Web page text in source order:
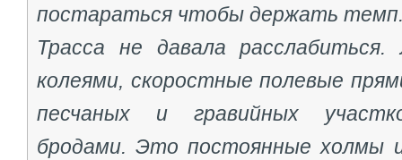
постараться чтобы держать
Трасса не давала
колеями, скоростные полевые
песчаных и гравийных
бродами. Это постоянные холмы